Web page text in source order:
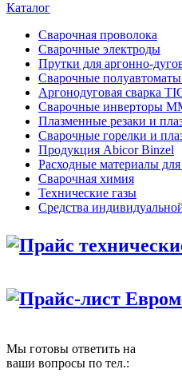
Каталог
Сварочная проволока
Сварочные электроды
Прутки для аргонно-
Сварочные
Аргонодуговая сварка
Сварочные инверторы
Плазменные резаки и
Сварочные горелки и
Продукция Abicor Binzel
Расходные материалы для
Сварочная химия
Технические газы
Средства
Прайс
Прайс-лист
Мы готовы ответить на
ваши вопросы по тел.: